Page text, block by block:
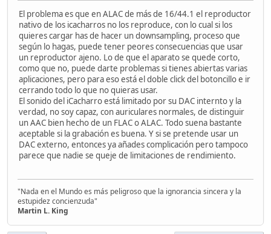
El problema es que en ALAC de más de 16/44.1 el reproductor
nativo de los icacharros no los reproduce, con lo cual si los
quieres cargar has de hacer un downsampling, proceso que
según lo hagas, puede tener peores consecuencias que usar
un reproductor ajeno. Lo de que el aparato se quede corto,
como que no, puede darte problemas si tienes abiertas varias
aplicaciones, pero para eso está el doble click del botoncillo e ir
cerrando todo lo que no quieras usar.
El sonido del iCacharro está limitado por su DAC internto y la
verdad, no soy capaz, con auriculares normales, de distinguir
un AAC bien hecho de un FLAC o ALAC. Todo suena bastante
aceptable si la grabación es buena. Y si se pretende usar un
DAC externo, entonces ya añades complicación pero tampoco
parece que nadie se queje de limitaciones de rendimiento.
"Nada en el Mundo es más peligroso que la ignorancia sincera y la
estupidez concienzuda"
Martin L. King